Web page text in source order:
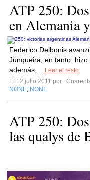
ATP 250:
en Alemania
Federico Delbonis
Junqueira, en tanto,
además,...
Leer el resto
El 12 julio 2011 por
NONE NONE
ATP 250:
las qualys de